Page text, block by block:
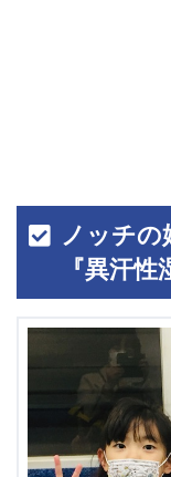
ノッチの
『異汗